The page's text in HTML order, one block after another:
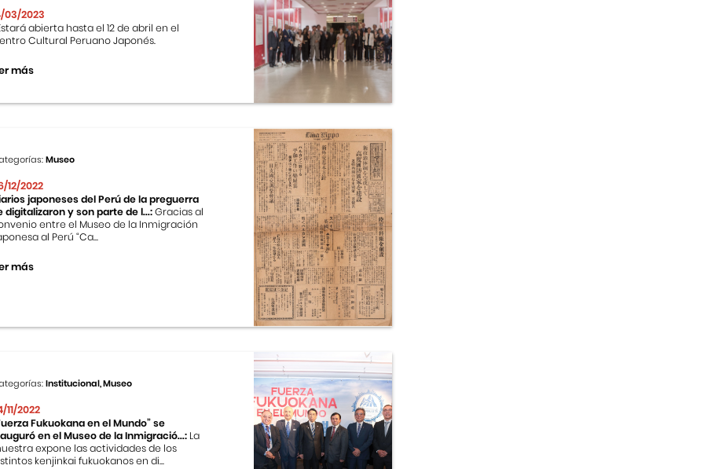
03/2023
abierta hasta el 12 de abril en el
Cultural Peruano Japonés.
más
Museo
12/2022
japoneses del Perú de la preguerra
digitalizaron y son parte de l...:Gracias al
entre el Museo de la Inmigración
al Perú “Ca...
más
Institucional, Museo
11/2022
Fukuokana en el Mundo” se
en el Museo de la Inmigració...: La
expone las actividades de los
kenjinkai fukuokanos en di...